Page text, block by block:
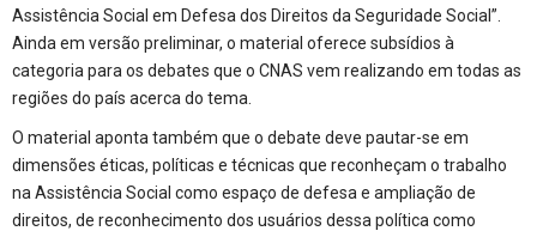
Assistência Social em Defesa dos Direitos da Seguridade Social”.
Ainda em versão preliminar, o material oferece subsídios à
categoria para os debates que o CNAS vem realizando em todas as
regiões do país acerca do tema.
O material aponta também que o debate deve pautar-se em
dimensões éticas, políticas e técnicas que reconheçam o trabalho
na Assistência Social como espaço de defesa e ampliação de
direitos, de reconhecimento dos usuários dessa política como